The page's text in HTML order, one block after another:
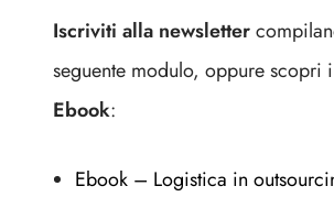
Iscriviti alla newsletter
seguente modulo, oppure scopri
Ebook:
Ebook – Logistica in